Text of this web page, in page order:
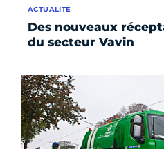
Des nouveaux
du secteur Vavin
ACTUALITÉ